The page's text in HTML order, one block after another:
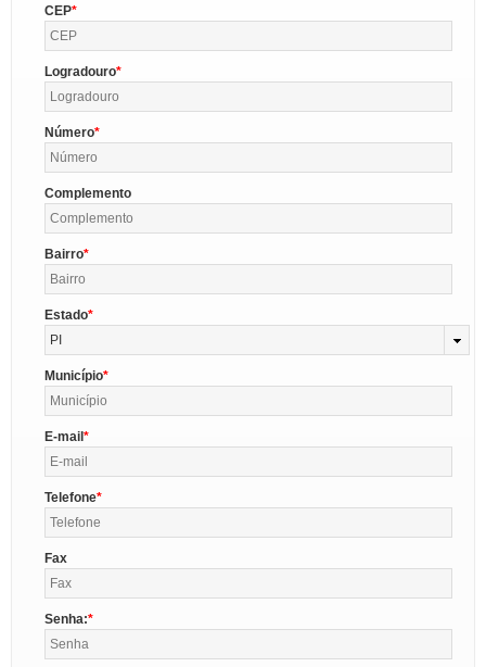
CEP
Logradouro
Número
Complemento
Bairro
Estado
PI
Município
E-mail
Telefone
Fax
Senha: